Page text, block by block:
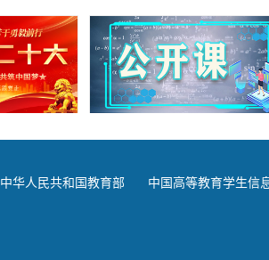
中华人民共和国教育部 中国高等教育学生信